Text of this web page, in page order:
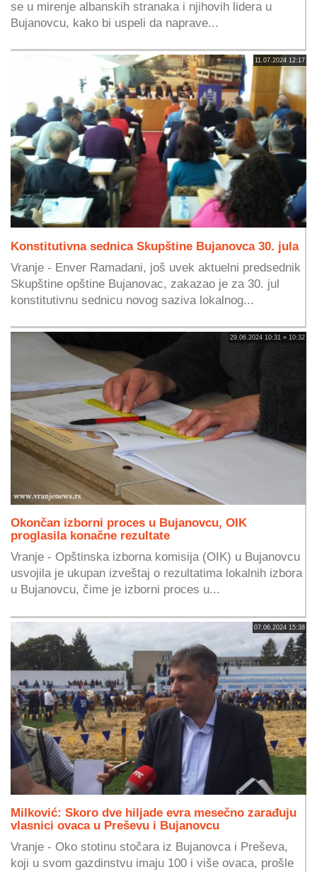
se u mirenje albanskih stranaka i njihovih lidera u
Bujanovcu, kako bi uspeli da naprave...
11.07.2024 12:17
Konstitutivna sednica Skupštine Bujanovca 30. jula
Vranje - Enver Ramadani, još uvek aktuelni predsednik
Skupštine opštine Bujanovac, zakazao je za 30. jul
konstitutivnu sednicu novog saziva lokalnog...
29.06.2024 10:31 » 10:32
Okončan izborni proces u Bujanovcu, OIK
proglasila konačne rezultate
Vranje - Opštinska izborna komisija (OIK) u Bujanovcu
usvojila je ukupan izveštaj o rezultatima lokalnih izbora
u Bujanovcu, čime je izborni proces u...
07.06.2024 15:38
Milković: Skoro dve hiljade evra mesečno zarađuju
vlasnici ovaca u Preševu i Bujanovcu
Vranje - Oko stotinu stočara iz Bujanovca i Preševa,
koji u svom gazdinstvu imaju 100 i više ovaca, prošle